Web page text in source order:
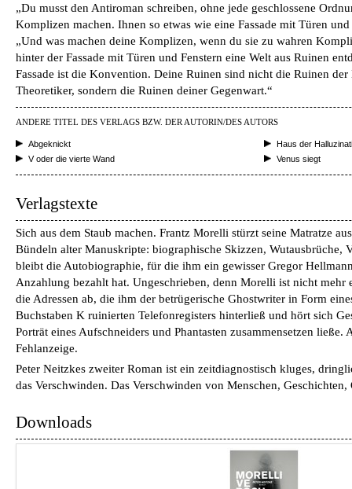
„Du musst den Antiroman schreiben, ohne jede geschlossene
Komplizen machen. Ihnen so etwas wie eine Fassade mit Türen
„Und was machen deine Komplizen, wenn du sie zu wahren
hinter der Fassade mit Türen und Fenstern eine Welt aus Ruinen
Fassade ist die Konvention. Deine Ruinen sind nicht die Ruinen
Theoretiker, sondern die Ruinen deiner Gegenwart.“
ANDERE TITEL DES VERLAGS BZW. DER AUTORIN/DES AUTORS
Abgeknickt
Haus der
V oder die vierte Wand
Venus siegt
Verlagstexte
Sich aus dem Staub machen. Frantz Morelli stürzt seine Matratze
Bündeln alter Manuskripte: biographische Skizzen, Wutausbrüche,
bleibt die Autobiographie, für die ihm ein gewisser Gregor
Anzahlung bezahlt hat. Ungeschrieben, denn Morelli ist nicht mehr
die Adressen ab, die ihm der betrügerische Ghostwriter in Form
Buchstaben K ruinierten Telefonregisters hinterließ und hört sich
Porträt eines Aufschneiders und Phantasten zusammensetzen ließe.
Fehlanzeige.
Peter Neitzkes zweiter Roman ist ein zeitdiagnostisch kluges,
das Verschwinden. Das Verschwinden von Menschen,
Downloads